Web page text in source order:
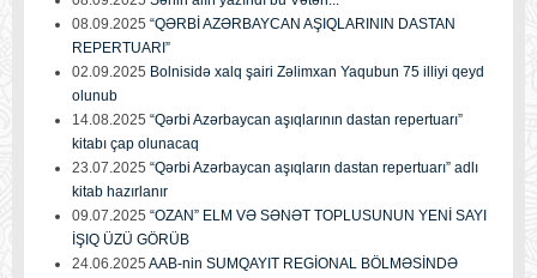
08.09.2025 “QƏRBİ AZƏRBAYCAN AŞIQLARININ DASTAN
REPERTUARI”
02.09.2025 Bolnisidə xalq şairi Zəlimxan Yaqubun 75 illiyi qeyd
olunub
14.08.2025 “Qərbi Azərbaycan aşıqlarının dastan repertuarı”
kitabı çap olunacaq
23.07.2025 “Qərbi Azərbaycan aşıqların dastan repertuarı” adlı
kitab hazırlanır
09.07.2025 “OZAN” ELM VƏ SƏNƏT TOPLUSUNUN YENİ SAYI
İŞIQ ÜZÜ GÖRÜB
24.06.2025 AAB-nin SUMQAYIT REGİONAL BÖLMƏSİNDƏ